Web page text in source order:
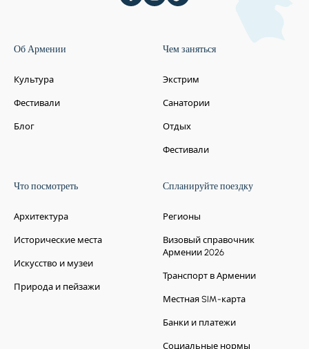
Об Армении
Культура
Фестивали
Блог
Чем заняться
Экстрим
Санатории
Отдых
Фестивали
Что посмотреть
Архитектура
Исторические места
Искусство и музеи
Природа и пейзажи
Спланируйте поездку
Регионы
Визовый справочник
Армении 2026
Транспорт в Армении
Местная SIM-карта
Банки и платежи
Социальные нормы